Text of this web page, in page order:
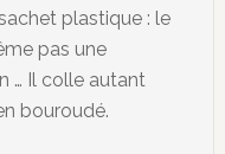
plastique : le
pas une
… Il colle autant
bouroudé.